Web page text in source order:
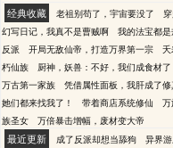
经典收藏 老祖别苟了，宇宙要没了
幻写日记，我真不是曹贼啊
我的法宝都
反派
开局无敌仙帝，打造万界第一宗
朽仙族
厨神，妖兽：不好，我们成食材了
万古第一家族
凭借属性面板，我肝成了
她们都来找我了！
带着商店系统修仙 万
族圣女
万倍暴击增幅，废材变大帝
最近更新 成了反派却想当舔狗 异界